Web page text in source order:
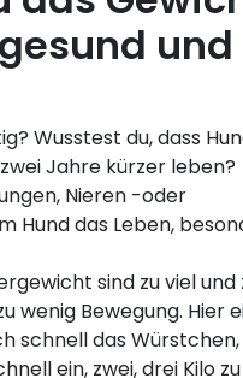
und
Wusstest du, dass
Jahre kürzer leben?
Nieren -oder
Hund das Leben,
sind zu viel und
wenig Bewegung. Hier
schnell das
ein, zwei, drei Kilo